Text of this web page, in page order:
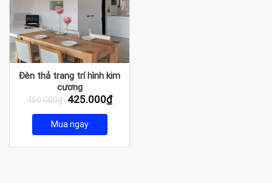
Đèn thả trang trí hình kim
cương
450.000₫ Giá
là:
450.000₫.
425.000₫Giá
Mua ngay